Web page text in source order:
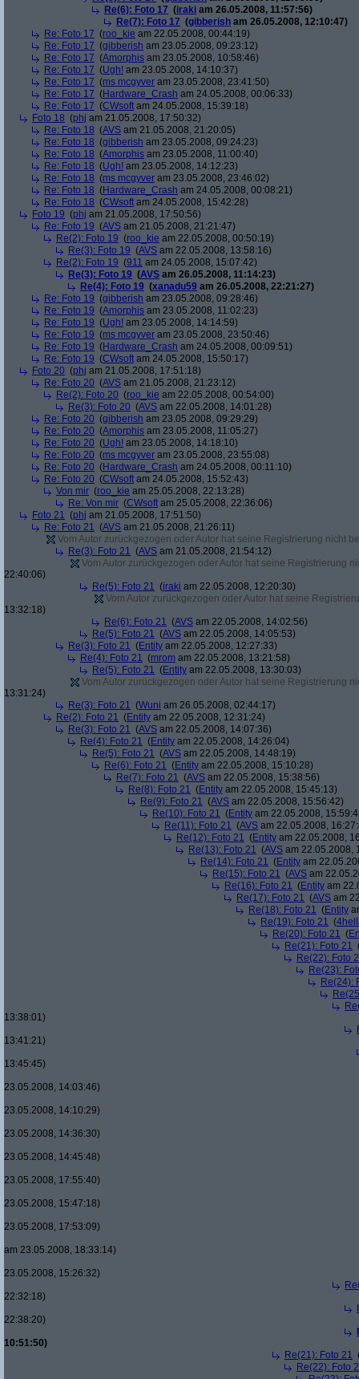
Re(6): Foto 17 (iraki am 26.05.2008, 11:57:56)
Re(7): Foto 17 (gibberish am 26.05.2008, 12:10:47)
Re: Foto 17 (roo_kie am 22.05.2008, 00:44:19)
Re: Foto 17 (gibberish am 23.05.2008, 09:23:12)
Re: Foto 17 (Amorphis am 23.05.2008, 10:58:46)
Re: Foto 17 (Ugh! am 23.05.2008, 14:10:37)
Re: Foto 17 (ms mcgyver am 23.05.2008, 23:41:50)
Re: Foto 17 (Hardware_Crash am 24.05.2008, 00:06:33)
Re: Foto 17 (CWsoft am 24.05.2008, 15:39:18)
Foto 18 (phj am 21.05.2008, 17:50:32)
Re: Foto 18 (AVS am 21.05.2008, 21:20:05)
Re: Foto 18 (gibberish am 23.05.2008, 09:24:23)
Re: Foto 18 (Amorphis am 23.05.2008, 11:00:40)
Re: Foto 18 (Ugh! am 23.05.2008, 14:12:23)
Re: Foto 18 (ms mcgyver am 23.05.2008, 23:46:02)
Re: Foto 18 (Hardware_Crash am 24.05.2008, 00:08:21)
Re: Foto 18 (CWsoft am 24.05.2008, 15:42:28)
Foto 19 (phj am 21.05.2008, 17:50:56)
Re: Foto 19 (AVS am 21.05.2008, 21:21:47)
Re(2): Foto 19 (roo_kie am 22.05.2008, 00:50:19)
Re(3): Foto 19 (AVS am 22.05.2008, 13:58:16)
Re(2): Foto 19 (911 am 24.05.2008, 15:07:42)
Re(3): Foto 19 (AVS am 26.05.2008, 11:14:23)
Re(4): Foto 19 (xanadu59 am 26.05.2008, 22:21:27)
Re: Foto 19 (gibberish am 23.05.2008, 09:28:46)
Re: Foto 19 (Amorphis am 23.05.2008, 11:02:23)
Re: Foto 19 (Ugh! am 23.05.2008, 14:14:59)
Re: Foto 19 (ms mcgyver am 23.05.2008, 23:50:46)
Re: Foto 19 (Hardware_Crash am 24.05.2008, 00:09:51)
Re: Foto 19 (CWsoft am 24.05.2008, 15:50:17)
Foto 20 (phj am 21.05.2008, 17:51:18)
Re: Foto 20 (AVS am 21.05.2008, 21:23:12)
Re(2): Foto 20 (roo_kie am 22.05.2008, 00:54:00)
Re(3): Foto 20 (AVS am 22.05.2008, 14:01:28)
Re: Foto 20 (gibberish am 23.05.2008, 09:29:29)
Re: Foto 20 (Amorphis am 23.05.2008, 11:05:27)
Re: Foto 20 (Ugh! am 23.05.2008, 14:18:10)
Re: Foto 20 (ms mcgyver am 23.05.2008, 23:55:08)
Re: Foto 20 (Hardware_Crash am 24.05.2008, 00:11:10)
Re: Foto 20 (CWsoft am 24.05.2008, 15:52:43)
Von mir (roo_kie am 25.05.2008, 22:13:28)
Re: Von mir (CWsoft am 25.05.2008, 22:36:06)
Foto 21 (phj am 21.05.2008, 17:51:50)
Re: Foto 21 (AVS am 21.05.2008, 21:26:11)
Vom Autor zurückgezogen oder Autor hat seine Registrierung nicht
Re(3): Foto 21 (AVS am 21.05.2008, 21:54:12)
Vom Autor zurückgezogen oder Autor hat seine Registrierung
22:40:06)
Re(5): Foto 21 (iraki am 22.05.2008, 12:20:30)
Vom Autor zurückgezogen oder Autor hat seine
13:32:18)
Re(6): Foto 21 (AVS am 22.05.2008, 14:02:56)
Re(5): Foto 21 (AVS am 22.05.2008, 14:05:53)
Re(3): Foto 21 (Entity am 22.05.2008, 12:27:33)
Re(4): Foto 21 (mrom am 22.05.2008, 13:21:58)
Re(5): Foto 21 (Entity am 22.05.2008, 13:30:03)
Vom Autor zurückgezogen oder Autor hat seine Registrierung
13:31:24)
Re(3): Foto 21 (Wuni am 26.05.2008, 02:44:17)
Re(2): Foto 21 (Entity am 22.05.2008, 12:31:24)
Re(3): Foto 21 (AVS am 22.05.2008, 14:07:36)
Re(4): Foto 21 (Entity am 22.05.2008, 14:26:04)
Re(5): Foto 21 (AVS am 22.05.2008, 14:48:19)
Re(6): Foto 21 (Entity am 22.05.2008, 15:10:28)
Re(7): Foto 21 (AVS am 22.05.2008, 15:38:56)
Re(8): Foto 21 (Entity am 22.05.2008, 15:45:13)
Re(9): Foto 21 (AVS am 22.05.2008, 15:56:42)
Re(10): Foto 21 (Entity am 22.05.2008,
Re(11): Foto 21 (AVS am 22.05.2008,
Re(12): Foto 21 (Entity am 22.05.2008,
Re(13): Foto 21 (AVS am 22.05.2008,
Re(14): Foto 21 (Entity am
Re(15): Foto 21 (AVS am
Re(16): Foto 21 (Entity am
Re(17): Foto 21 (AVS am
Re(18): Foto 21 (Entity
Re(19): Foto 21 (
Re(20): Foto 21 (
Re(21): Foto 21
Re(22): Foto
Re(23):
Re(24):
13:38:01)
13:41:21)
13:45:45)
23.05.2008, 14:03:46)
23.05.2008, 14:10:29)
23.05.2008, 14:36:30)
23.05.2008, 14:45:48)
23.05.2008, 17:55:40)
23.05.2008, 15:47:18)
23.05.2008, 17:53:09)
am 23.05.2008, 18:33:14)
23.05.2008, 15:26:32)
22:32:18)
22:38:20)
10:51:50)
Re(21): Foto 21
Re(22): Foto